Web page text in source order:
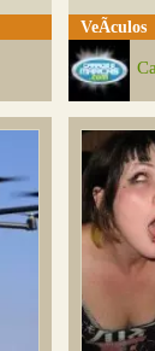
VeÃ­culos